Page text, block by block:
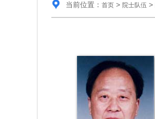
当前位置： 首页> 院士队伍 >